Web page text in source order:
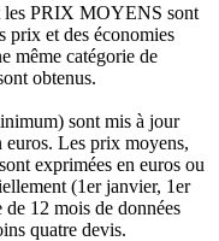
PRIX MOYENS sont
prix et des économies
même catégorie de
obtenus.
sont mis à jour
euros. Les prix moyens,
exprimées en euros ou
(1er janvier, 1er
12 mois de données
quatre devis.